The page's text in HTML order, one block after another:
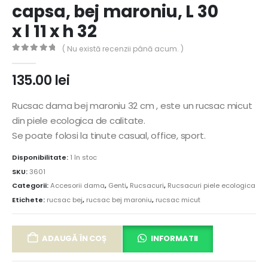
capsa, bej maroniu, L 30
x l 11 x h 32
( Nu există recenzii până acum. )
135.00 lei
Rucsac dama bej maroniu 32 cm , este un rucsac micut
din piele ecologica de calitate.
Se poate folosi la tinute casual, office, sport.
Disponibilitate: 1 în stoc
SKU:3601
Categorii:Accesorii dama, Genti, Rucsacuri, Rucsacuri piele ecologica
Etichete: rucsac bej, rucsac bej maroniu, rucsac micut
ADAUGĂ ÎN COȘ INFORMATII